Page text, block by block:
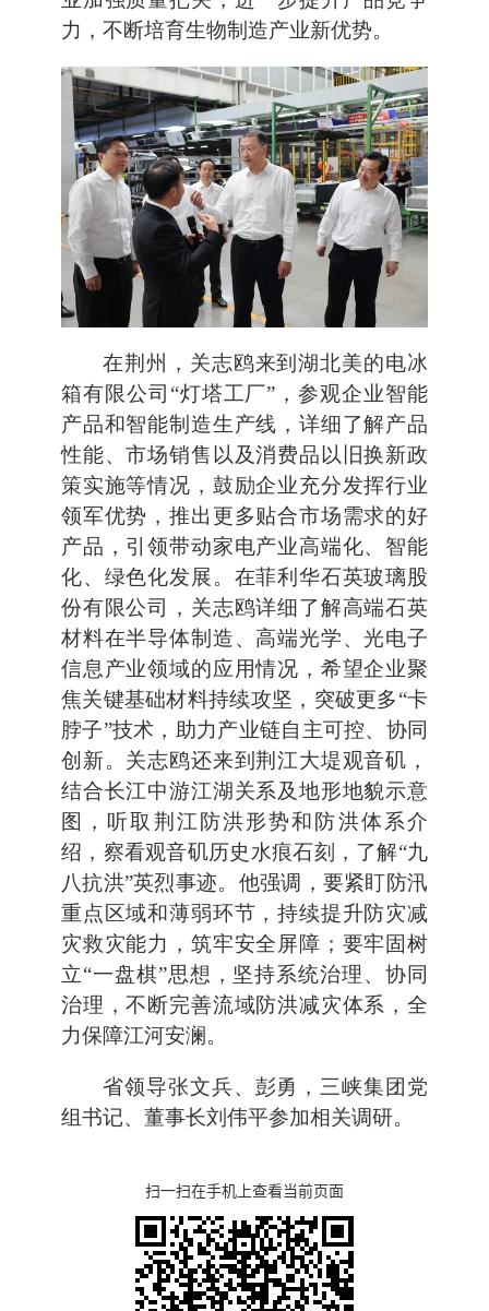
力，不断培育生物制造产业新优势。
在荆州，关志鸥来到湖北美的电冰
箱有限公司“灯塔工厂”，参观企业智能
产品和智能制造生产线，详细了解产品
性能、市场销售以及消费品以旧换新政
策实施等情况，鼓励企业充分发挥行业
领军优势，推出更多贴合市场需求的好
产品，引领带动家电产业高端化、智能
化、绿色化发展。在菲利华石英玻璃股
份有限公司，关志鸥详细了解高端石英
材料在半导体制造、高端光学、光电子
信息产业领域的应用情况，希望企业聚
焦关键基础材料持续攻坚，突破更多“卡
脖子”技术，助力产业链自主可控、协同
创新。关志鸥还来到荆江大堤观音矶，
结合长江中游江湖关系及地形地貌示意
图，听取荆江防洪形势和防洪体系介
绍，察看观音矶历史水痕石刻，了解“九
八抗洪”英烈事迹。他强调，要紧盯防汛
重点区域和薄弱环节，持续提升防灾减
灾救灾能力，筑牢安全屏障；要牢固树
立“一盘棋”思想，坚持系统治理、协同
治理，不断完善流域防洪减灾体系，全
力保障江河安澜。
省领导张文兵、彭勇，三峡集团党
组书记、董事长刘伟平参加相关调研。
扫一扫在手机上查看当前页面